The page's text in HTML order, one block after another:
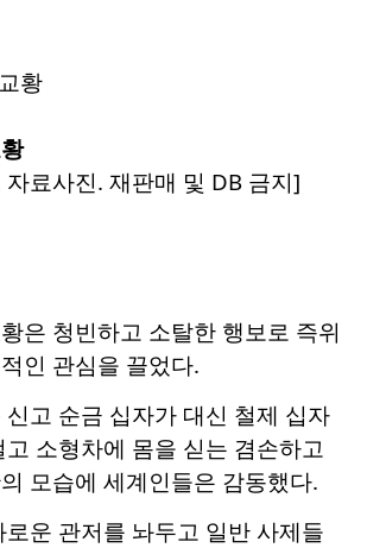
자료사진. 재판매 및 DB 금지]
은 청빈하고 소탈한 행보로 즉위
인 관심을 끌었다.
고 순금 십자가 대신 철제 십자
소형차에 몸을 싣는 겸손하고
모습에 세계인들은 감동했다.
운 관저를 놔두고 일반 사제들